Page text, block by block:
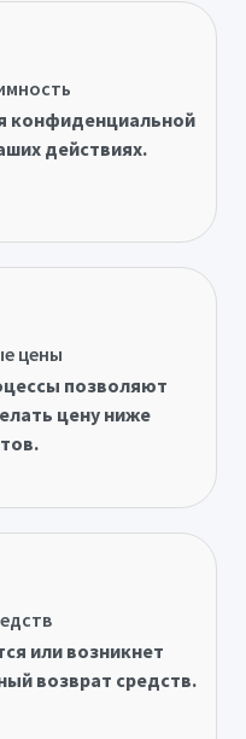
конфиденциальной
действиях.
цены
позволяют
цену ниже
или возникнет
возврат средств.